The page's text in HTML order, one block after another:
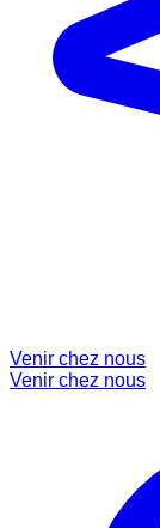
Venir chez nous
Venir chez nous